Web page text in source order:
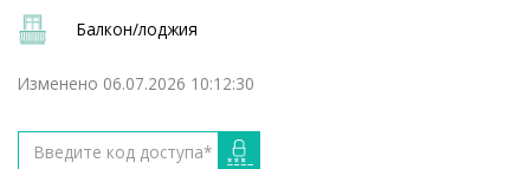
Балкон/лоджия
Изменено 06.07.2026 10:12:30